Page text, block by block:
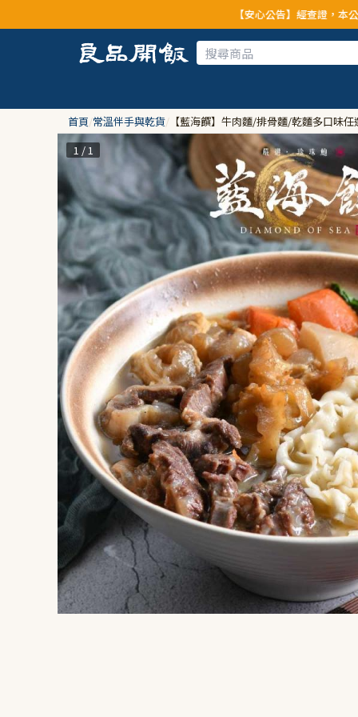
【安心公告】經查證，本公司全品項與上游
首頁/常溫伴手與乾貨/ 【藍海饌】牛肉麵/排骨麵/乾麵多口味任
1 / 1